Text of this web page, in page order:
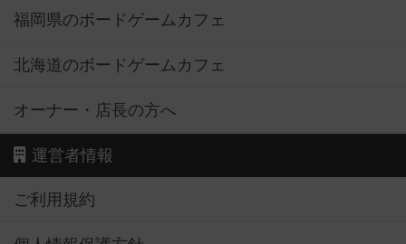
福岡県のボードゲームカフェ
北海道のボードゲームカフェ
オーナー・店長の方へ
運営者情報
ご利用規約